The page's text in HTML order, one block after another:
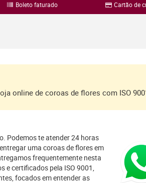
Boleto faturado Cartão de
online de coroas de flores com ISO
Podemos te atender 24 horas
uma coroas de flores em
frequentemente nesta
e certificados pela ISO 9001,
focados em entender as